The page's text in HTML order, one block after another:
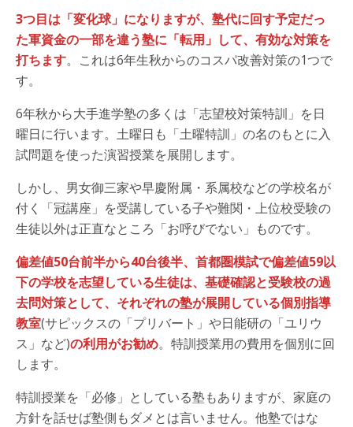
3つ目は「変化球」になりますが、塾代に回す予定だっ
た軍資金の一部を違う塾に「転用」して、有効な対策を
打ちます。これは6年生秋からのコスパ改善対策の1つで
す。
6年秋から大手進学塾の多くは「志望校対策特訓」を日
曜日に行います。土曜日も「土曜特訓」の名のもとに入
試問題を使った演習授業を展開します。
しかし、男女御三家や早慶附属・系属校などの学校名が
付く「冠講座」を受講している子や難関・上位校受験の
生徒以外は正直なところ「お呼びでない」ものです。
偏差値50台前半から40台後半、首都圏模試で偏差値59以
下の学校を志望している生徒は、基礎確認と受験校の過
去問対策として、それぞれの塾が展開している個別指導
教室(サピックスの「プリバート」や日能研の「ユリウ
ス」など)の利用がお勧め。特訓授業用の費用を個別に回
します。
特訓授業を「必修」としている塾もありますが、家庭の
方針を話せば塾側もダメとは言いません。他塾ではな